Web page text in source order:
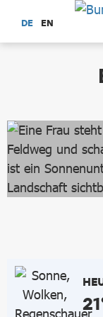
Zum Hauptinhalt
DE EN